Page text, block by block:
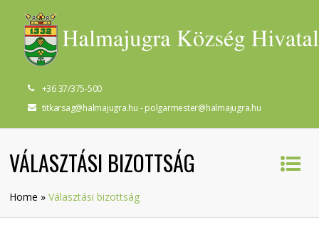
+36 37/375-500
titkarsag@halmajugra.hu - polgarmester@halmajugra.hu
VÁLASZTÁSI BIZOTTSÁG
Home »Választási bizottság